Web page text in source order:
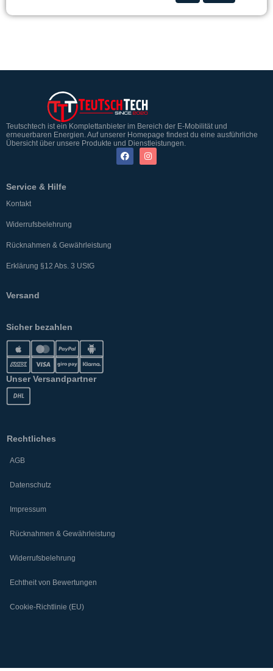
Teutschtech ist ein Komplettanbieter im Bereich der E-Mobilität und
erneuerbaren Energien. Auf unserer Homepage findest du eine ausführliche
Übersicht über unsere Produkte und Dienstleistungen.
Service & Hilfe
Kontakt
Widerrufsbelehrung
Rücknahmen & Gewährleistung
Erklärung §12 Abs. 3 UStG
Versand
Sicher bezahlen
Unser Versandpartner
Rechtliches
AGB
Datenschutz
Impressum
Rücknahmen & Gewährleistung
Widerrufsbelehrung
Echtheit von Bewertungen
Cookie-Richtlinie (EU)